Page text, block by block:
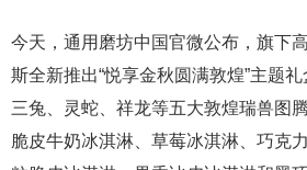
今天，通用磨坊中国官微公布，旗下
斯全新推出“悦享金秋圆满敦煌”主题礼
三兔、灵蛇、祥龙等五大敦煌瑞兽图
脆皮牛奶冰淇淋、草莓冰淇淋、巧克